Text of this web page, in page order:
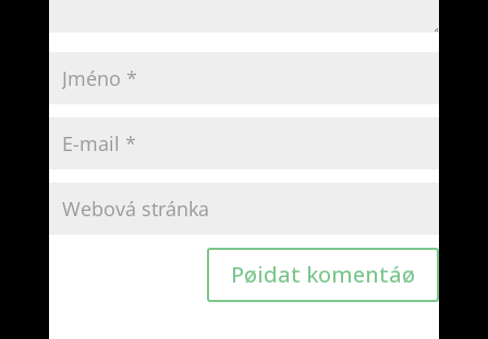
Pøidat komentáø